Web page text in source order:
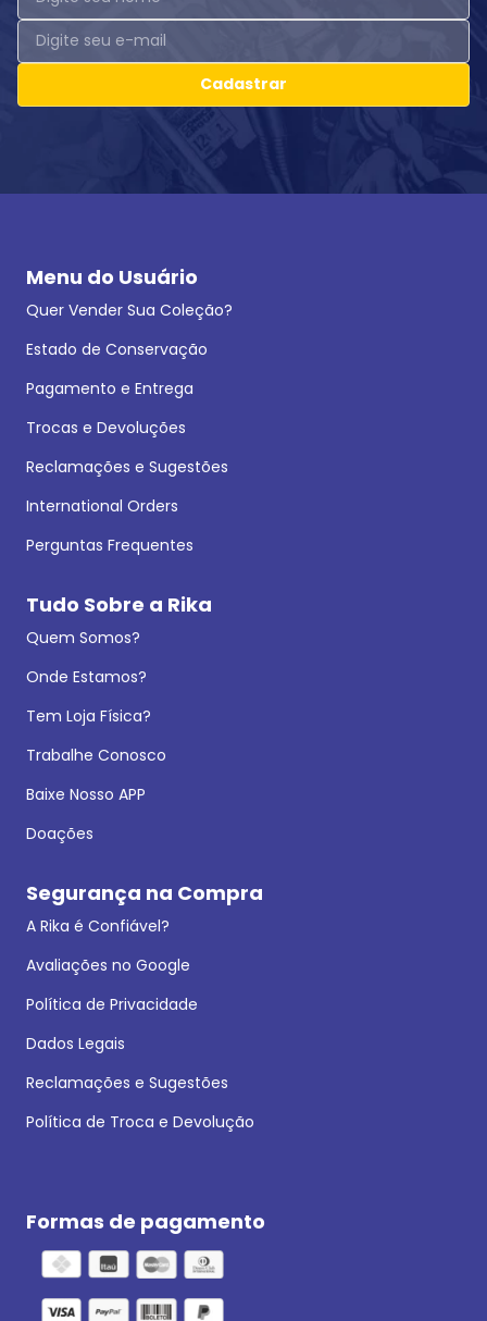
Cadastrar
Menu do Usuário
Quer Vender Sua Coleção?
Estado de Conservação
Pagamento e Entrega
Trocas e Devoluções
Reclamações e Sugestões
International Orders
Perguntas Frequentes
Tudo Sobre a Rika
Quem Somos?
Onde Estamos?
Tem Loja Física?
Trabalhe Conosco
Baixe Nosso APP
Doações
Segurança na Compra
A Rika é Confiável?
Avaliações no Google
Política de Privacidade
Dados Legais
Reclamações e Sugestões
Política de Troca e Devolução
Formas de pagamento